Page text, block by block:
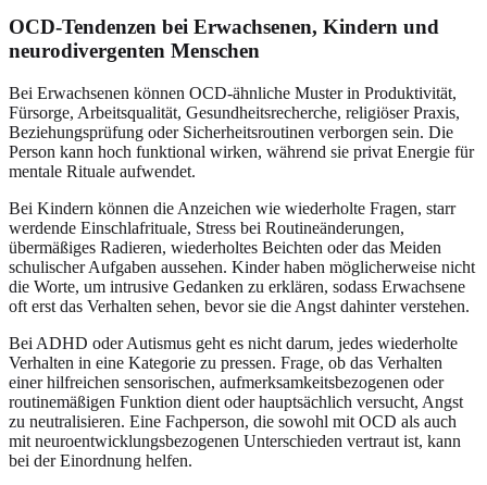
OCD-Tendenzen bei Erwachsenen, Kindern und
neurodivergenten Menschen
Bei Erwachsenen können OCD-ähnliche Muster in Produktivität,
Fürsorge, Arbeitsqualität, Gesundheitsrecherche, religiöser Praxis,
Beziehungsprüfung oder Sicherheitsroutinen verborgen sein. Die
Person kann hoch funktional wirken, während sie privat Energie für
mentale Rituale aufwendet.
Bei Kindern können die Anzeichen wie wiederholte Fragen, starr
werdende Einschlafrituale, Stress bei Routineänderungen,
übermäßiges Radieren, wiederholtes Beichten oder das Meiden
schulischer Aufgaben aussehen. Kinder haben möglicherweise nicht
die Worte, um intrusive Gedanken zu erklären, sodass Erwachsene
oft erst das Verhalten sehen, bevor sie die Angst dahinter verstehen.
Bei ADHD oder Autismus geht es nicht darum, jedes wiederholte
Verhalten in eine Kategorie zu pressen. Frage, ob das Verhalten
einer hilfreichen sensorischen, aufmerksamkeitsbezogenen oder
routinemäßigen Funktion dient oder hauptsächlich versucht, Angst
zu neutralisieren. Eine Fachperson, die sowohl mit OCD als auch
mit neuroentwicklungsbezogenen Unterschieden vertraut ist, kann
bei der Einordnung helfen.